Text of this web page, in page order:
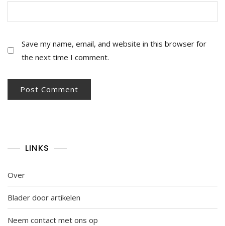
Save my name, email, and website in this browser for
the next time I comment.
LINKS
Over
Blader door artikelen
Neem contact met ons op